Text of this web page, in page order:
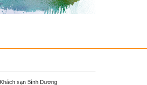
Khách sạn Bình Dương